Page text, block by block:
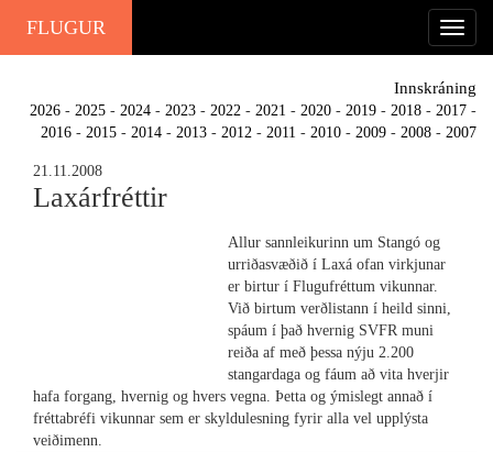
FLUGUR
Innskráning
2026 - 2025 - 2024 - 2023 - 2022 - 2021 - 2020 - 2019 - 2018 - 2017 -
2016 - 2015 - 2014 - 2013 - 2012 - 2011 - 2010 - 2009 - 2008 - 2007
21.11.2008
Laxárfréttir
Allur sannleikurinn um Stangó og
urriðasvæðið í Laxá ofan virkjunar
er birtur í Flugufréttum vikunnar.
Við birtum verðlistann í heild sinni,
spáum í það hvernig SVFR muni
reiða af með þessa nýju 2.200
stangardaga og fáum að vita hverjir
hafa forgang, hvernig og hvers vegna. Þetta og ýmislegt annað í
fréttabréfi vikunnar sem er skyldulesning fyrir alla vel upplýsta
veiðimenn.